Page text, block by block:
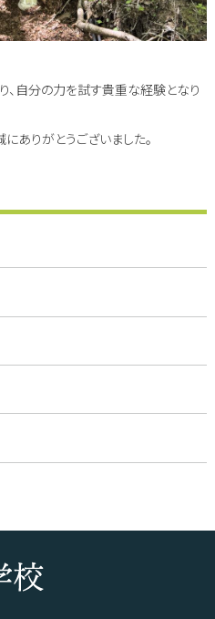
、自分の力を試す貴重な経験となり
ありがとうございました。